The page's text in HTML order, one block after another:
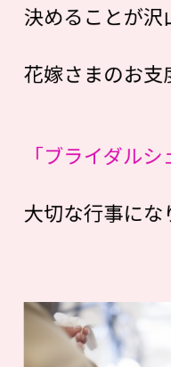
決めることが
花嫁さまのお支
「ブライダルシ
大切な行事にな